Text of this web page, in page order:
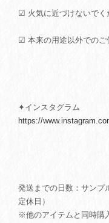
☑ 火気に近づけないでく
☑ 本来の用途以外でのご
✦インスタグラム
https://
発送までの日数：サンプ
定休日）
※他のアイテムと同時購